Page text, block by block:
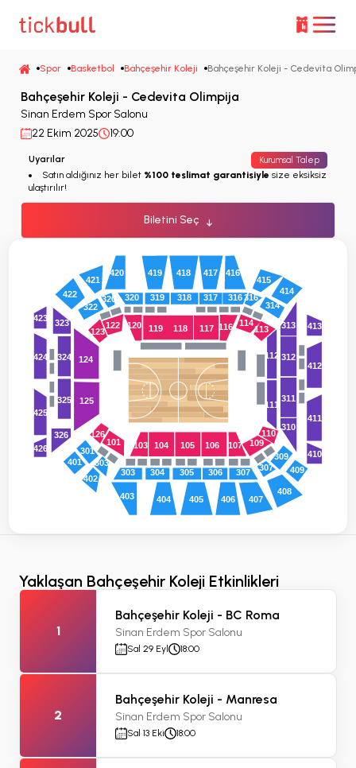
Spor Basketbol Bahçeşehir Koleji Bahçeşehir Koleji - Cedevita
125
124
123
122 120 119 118 117 116 114
113
126
101
103 104 105 106 107 109
110
422
421
420 419 418 417 416
415
414
322
320 320 319 318 317 316 316
314
301
303
303
304 305 306 307 307
309
401
402
403
404 405 406 407
408
409
426
425
424
423
326
325
324
111
112
310
311
312
313
410
411
412
413
323
Bahçeşehir Koleji - Cedevita Olimpija
Sinan Erdem Spor Salonu
22 Ekim 2025
19:00
Uyarılar Kurumsal Talep
Satın aldığınız her bilet %100 teslimat garantisiyle size eksiksiz
ulaştırılır!
Biletini Seç ↓
Yaklaşan Bahçeşehir Koleji Etkinlikleri
1
Bahçeşehir Koleji - BC Roma
Sinan Erdem Spor Salonu
Sal 29 Eyl 18:00
2
Bahçeşehir Koleji - Manresa
Sinan Erdem Spor Salonu
Sal 13 Eki 18:00